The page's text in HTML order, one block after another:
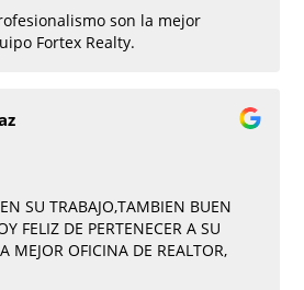
son la mejor
Fortex Realty.
SU TRABAJO,TAMBIEN BUEN
FELIZ DE PERTENECER A SU
MEJOR OFICINA DE REALTOR,